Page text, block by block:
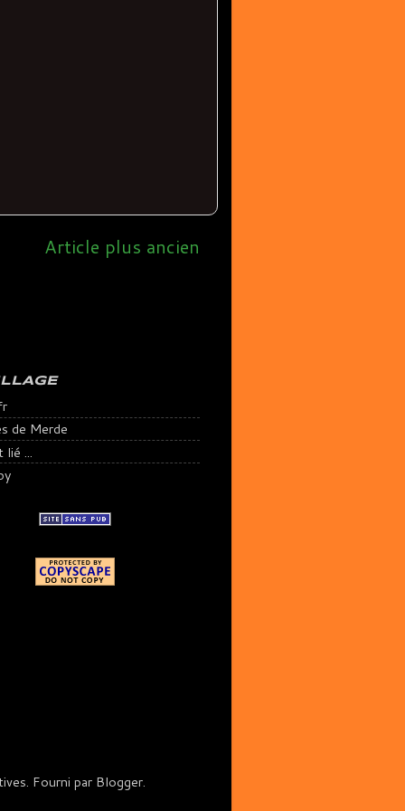
Article plus ancien
de Merde
lié ...
Fourni par Blogger.